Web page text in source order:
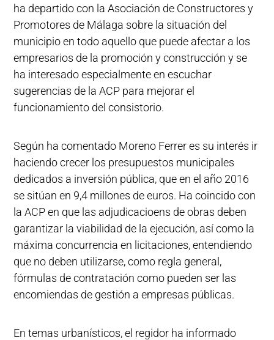
ha departido con la Asociación de Constructores y
Promotores de Málaga sobre la situación del
municipio en todo aquello que puede afectar a los
empresarios de la promoción y construcción y se
ha interesado especialmente en escuchar
sugerencias de la ACP para mejorar el
funcionamiento del consistorio.
Según ha comentado Moreno Ferrer es su interés ir
haciendo crecer los presupuestos municipales
dedicados a inversión pública, que en el año 2016
se sitúan en 9,4 millones de euros. Ha coincido con
la ACP en que las adjudicacioens de obras deben
garantizar la viabilidad de la ejecución, así como la
máxima concurrencia en licitaciones, entendiendo
que no deben utilizarse, como regla general,
fórmulas de contratación como pueden ser las
encomiendas de gestión a empresas públicas.
En temas urbanísticos, el regidor ha informado